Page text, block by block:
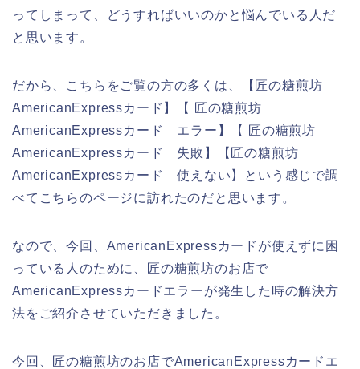
ってしまって、どうすればいいのかと悩んでいる人だ
と思います。
だから、こちらをご覧の方の多くは、【匠の糖煎坊
AmericanExpressカード】【 匠の糖煎坊
AmericanExpressカード エラー】【 匠の糖煎坊
AmericanExpressカード 失敗】【匠の糖煎坊
AmericanExpressカード 使えない】という感じで調
べてこちらのページに訪れたのだと思います。
なので、今回、AmericanExpressカードが使えずに困
っている人のために、匠の糖煎坊のお店で
AmericanExpressカードエラーが発生した時の解決方
法をご紹介させていただきました。
今回、匠の糖煎坊のお店でAmericanExpressカードエ